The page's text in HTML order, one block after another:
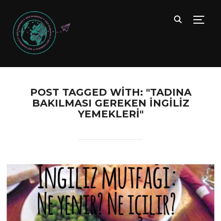
POST TAGGED WITH: "TADINA
BAKILMASI GEREKEN INGILIZ
YEMEKLERI"